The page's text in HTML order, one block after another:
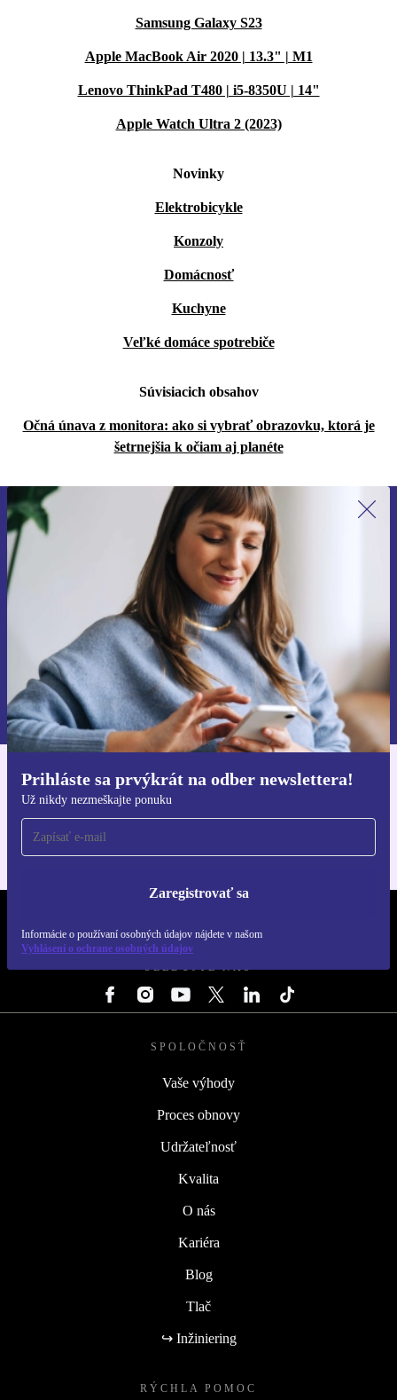
Samsung Galaxy S23
Apple MacBook Air 2020 | 13.3" | M1
Lenovo ThinkPad T480 | i5-8350U | 14"
Apple Watch Ultra 2 (2023)
Novinky
Elektrobicykle
Konzoly
Domácnosť
Kuchyne
Veľké domáce spotrebiče
Súvisiacich obsahov
Očná únava z monitora: ako si vybrať obrazovku, ktorá je
šetrnejšia k očiam aj planéte
Prihláste sa prvýkrát na odber newslettera!
Už nikdy nezmeškajte ponuku
Zaregistrovať sa
Informácie o používaní osobných údajov nájdete v našom
Vyhlásení o ochrane osobných údajov
Prihláste sa prvýkrát na newsletter!
Už nikdy nezmeškajte ponuku.
Zaregistrovať sa
Informácie o používaní osobných údajov nájdete v našich
Zásadách ochrany osobných údajov.
Získajte aplikáciu refurbed
Pre iOS a Android
SLEDUJTE NÁS
SPOLOČNOSŤ
Vaše výhody
Proces obnovy
Udržateľnosť
Kvalita
O nás
Kariéra
Blog
Tlač
↪ Inžiniering
RÝCHLA POMOC